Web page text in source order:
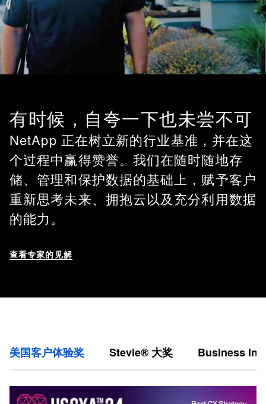
有时候，自夸一下也未尝不可
NetApp 正在树立新的行业基准，并在这
个过程中赢得赞誉。我们在随时随地存
储、管理和保护数据的基础上，赋予客户
重新思考未来、拥抱云以及充分利用数据
的能力。
查看专家的见解
美国客户体验奖 Stevie® 大奖 Business